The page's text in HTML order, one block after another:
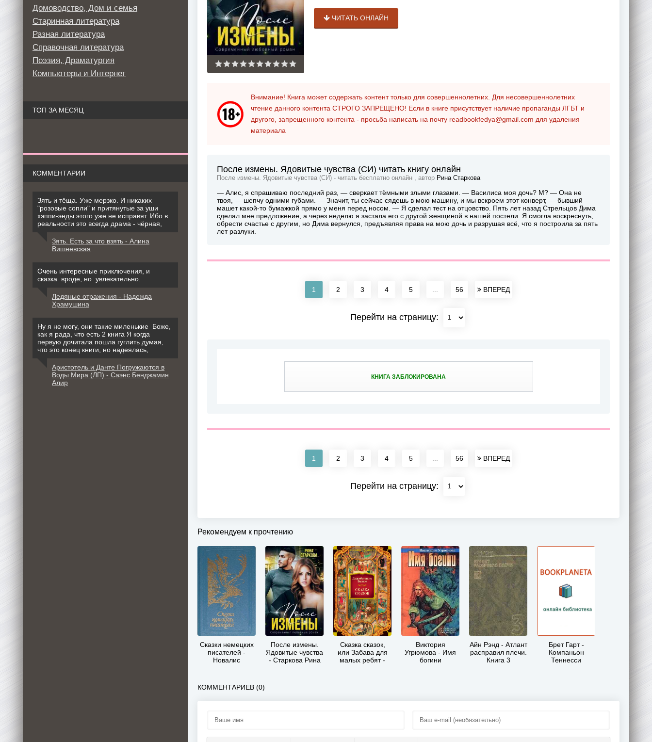
ЧИТАТЬ ОНЛАЙН
Внимание! Книга может содержать контент только для совершеннолетних. Для несовершеннолетних
чтение данного контента СТРОГО ЗАПРЕЩЕНО! Если в книге присутствует наличие пропаганды ЛГБТ и
другого, запрещенного контента - просьба написать на почту readbookfedya@gmail.com для удаления
материала
После измены. Ядовитые чувства (СИ) читать книгу онлайн
После измены. Ядовитые чувства (СИ) - читать бесплатно онлайн , автор Рина Старкова
— Алис, я спрашиваю последний раз, — сверкает тёмными злыми глазами. — Василиса моя дочь? М? — Она не
твоя, — шепчу одними губами. — Значит, ты сейчас сядешь в мою машину, и мы вскроем этот конверт, — бывший
машет какой-то бумажкой прямо у меня перед носом. — Я сделал тест на отцовство. Пять лет назад Стрельцов Дима
сделал мне предложение, а через неделю я застала его с другой женщиной в нашей постели. Я смогла воскреснуть,
обрести счастье с другим, но Дима вернулся, предъявляя права на мою дочь и разрушая всё, что я построила за пять
лет разлуки.
1 2 3 4 5 56 ВПЕРЕД
Перейти на страницу:
КНИГА ЗАБЛОКИРОВАНА
1 2 3 4 5 56 ВПЕРЕД
Перейти на страницу:
Рекомендуем к прочтению
Сказки немецких
писателей -
Новалис
После измены.
Ядовитые чувства
- Старкова Рина
Сказка сказок,
или Забава для
малых ребят -
Виктория
Угрюмова - Имя
богини
Айн Рэнд - Атлант
расправил плечи.
Книга 3
Брет Гарт -
Компаньон
Теннесси
КОММЕНТАРИЕВ (0)
Домоводство, Дом и семья
Старинная литература
Разная литература
Справочная литература
Поэзия, Драматургия
Компьютеры и Интернет
ТОП ЗА МЕСЯЦ
КОММЕНТАРИИ
Зять и тёща. Уже мерзко. И никаких
"розовые сопли" и притянутые за уши
хэппи-энды этого уже не исправят. Ибо в
реальности это всегда драма - чёрная,
Зять. Есть за что взять - Алина
Вишневская
Очень интересные приключения, и
сказка вроде, но увлекательно.
Ледяные отражения - Надежда
Храмушина
Ну я не могу, они такие миленькие Боже,
как я рада, что есть 2 книга Я когда
первую дочитала пошла гуглить думая,
что это конец книги, но надеялась,
Аристотель и Данте Погружаются в
Воды Мира (ЛП) - Саэнс Бенджамин
Алир